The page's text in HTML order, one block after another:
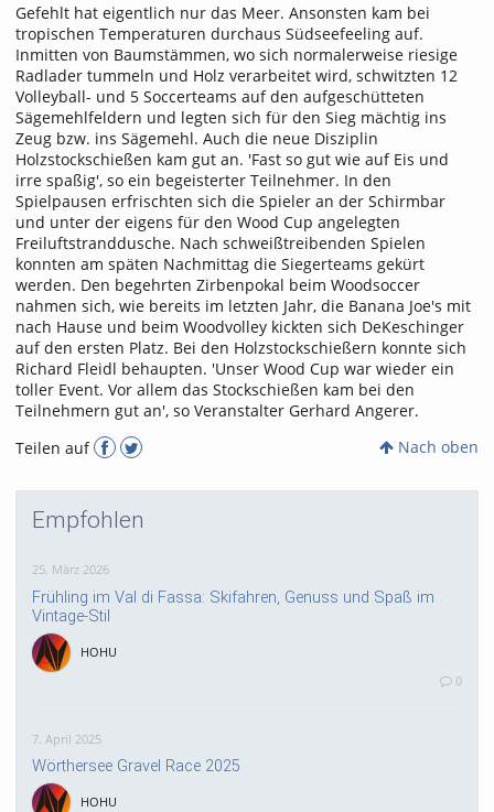
Gefehlt hat eigentlich nur das Meer. Ansonsten kam bei
tropischen Temperaturen durchaus Südseefeeling auf.
Inmitten von Baumstämmen, wo sich normalerweise riesige
Radlader tummeln und Holz verarbeitet wird, schwitzten 12
Volleyball- und 5 Soccerteams auf den aufgeschütteten
Sägemehlfeldern und legten sich für den Sieg mächtig ins
Zeug bzw. ins Sägemehl. Auch die neue Disziplin
Holzstockschießen kam gut an. 'Fast so gut wie auf Eis und
irre spaßig', so ein begeisterter Teilnehmer. In den
Spielpausen erfrischten sich die Spieler an der Schirmbar
und unter der eigens für den Wood Cup angelegten
Freiluftstranddusche. Nach schweißtreibenden Spielen
konnten am späten Nachmittag die Siegerteams gekürt
werden. Den begehrten Zirbenpokal beim Woodsoccer
nahmen sich, wie bereits im letzten Jahr, die Banana Joe's mit
nach Hause und beim Woodvolley kickten sich DeKeschinger
auf den ersten Platz. Bei den Holzstockschießern konnte sich
Richard Fleidl behaupten. 'Unser Wood Cup war wieder ein
toller Event. Vor allem das Stockschießen kam bei den
Teilnehmern gut an', so Veranstalter Gerhard Angerer.
Teilen auf
Nach oben
Empfohlen
25. März 2026
Frühling im Val di Fassa: Skifahren, Genuss und Spaß im
Vintage-Stil
HOHU
0
7. April 2025
Wörthersee Gravel Race 2025
HOHU